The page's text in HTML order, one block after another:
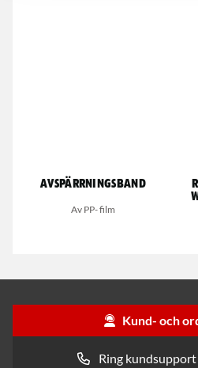
Avspärrningsband
Av PP- film
Kund- och
Ring